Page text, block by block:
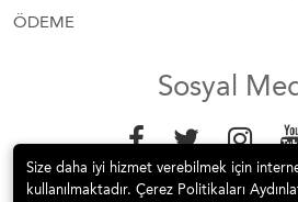
ÖDEME
Sosyal
Size daha iyi hizmet verebilmek için
kullanılmaktadır. Çerez Politikaları